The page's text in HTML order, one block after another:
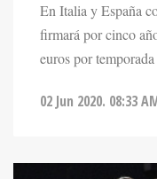
En Italia y España
firmará por cinco
euros por
02 Jun 2020. 08:33